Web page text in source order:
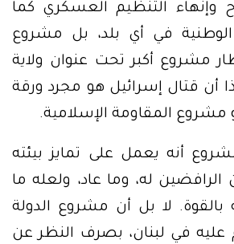
وإنهاء التنظيم العسكري كما
في أي بلد، بل مشروع
مشروع أكبر تحت عنوان ولاية
أن قتال إسرائيل هو مجرد ورقة
المقاومة الإسلامية.
أنه يعمل على تمايز بيئته
الرافضين له، وما عاد، ولعله ما
لا بل أن مشروع الدولة
عليه في لبنان، بصرف النظر عن